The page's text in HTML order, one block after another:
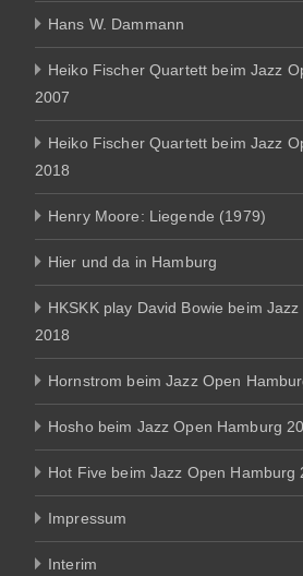
Hans W. Dammann
Heiko Fischer Quartett beim Jazz
2007
Heiko Fischer Quartett beim Jazz
2018
Henry Moore: Liegende (1979)
Hier und da in Hamburg
HKSKK play David Bowie beim
2018
Hornstrom beim Jazz Open
Hosho beim Jazz Open Hamburg
Hot Five beim Jazz Open Hamburg
Impressum
Interim